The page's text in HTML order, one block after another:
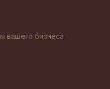
бизнеса